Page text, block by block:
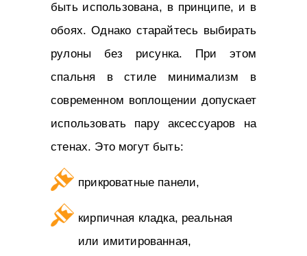
быть использована, в принципе, и в
обоях. Однако старайтесь выбирать
рулоны без рисунка. При этом
спальня в стиле минимализм в
современном воплощении допускает
использовать пару аксессуаров на
стенах. Это могут быть:
прикроватные панели,
кирпичная кладка, реальная
или имитированная,